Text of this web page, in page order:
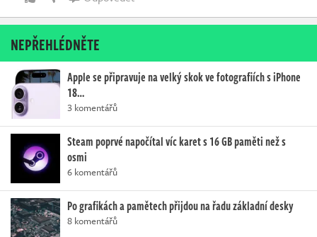
NEPŘEHLÉDNĚTE
Apple se připravuje na velký skok ve fotografiích s iPhone
18…
3 komentářů
Steam poprvé napočítal víc karet s 16 GB paměti než s
osmi
6 komentářů
Po grafikách a pamětech přijdou na řadu základní desky
8 komentářů